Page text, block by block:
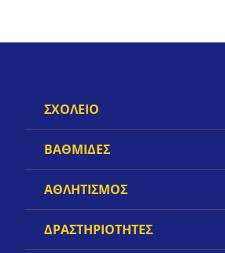
ΣΧΟΛΕΙΟ
ΒΑΘΜΙΔΕΣ
ΑΘΛΗΤΙΣΜΟΣ
ΔΡΑΣΤΗΡΙΟΤΗΤΕΣ